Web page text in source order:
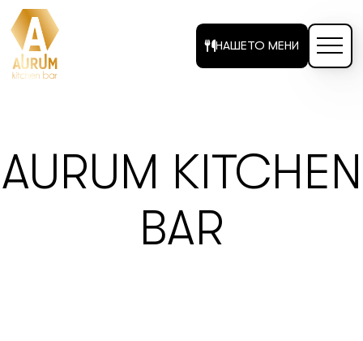
НАШЕТО МЕНИ
AURUM KITCHEN
BAR